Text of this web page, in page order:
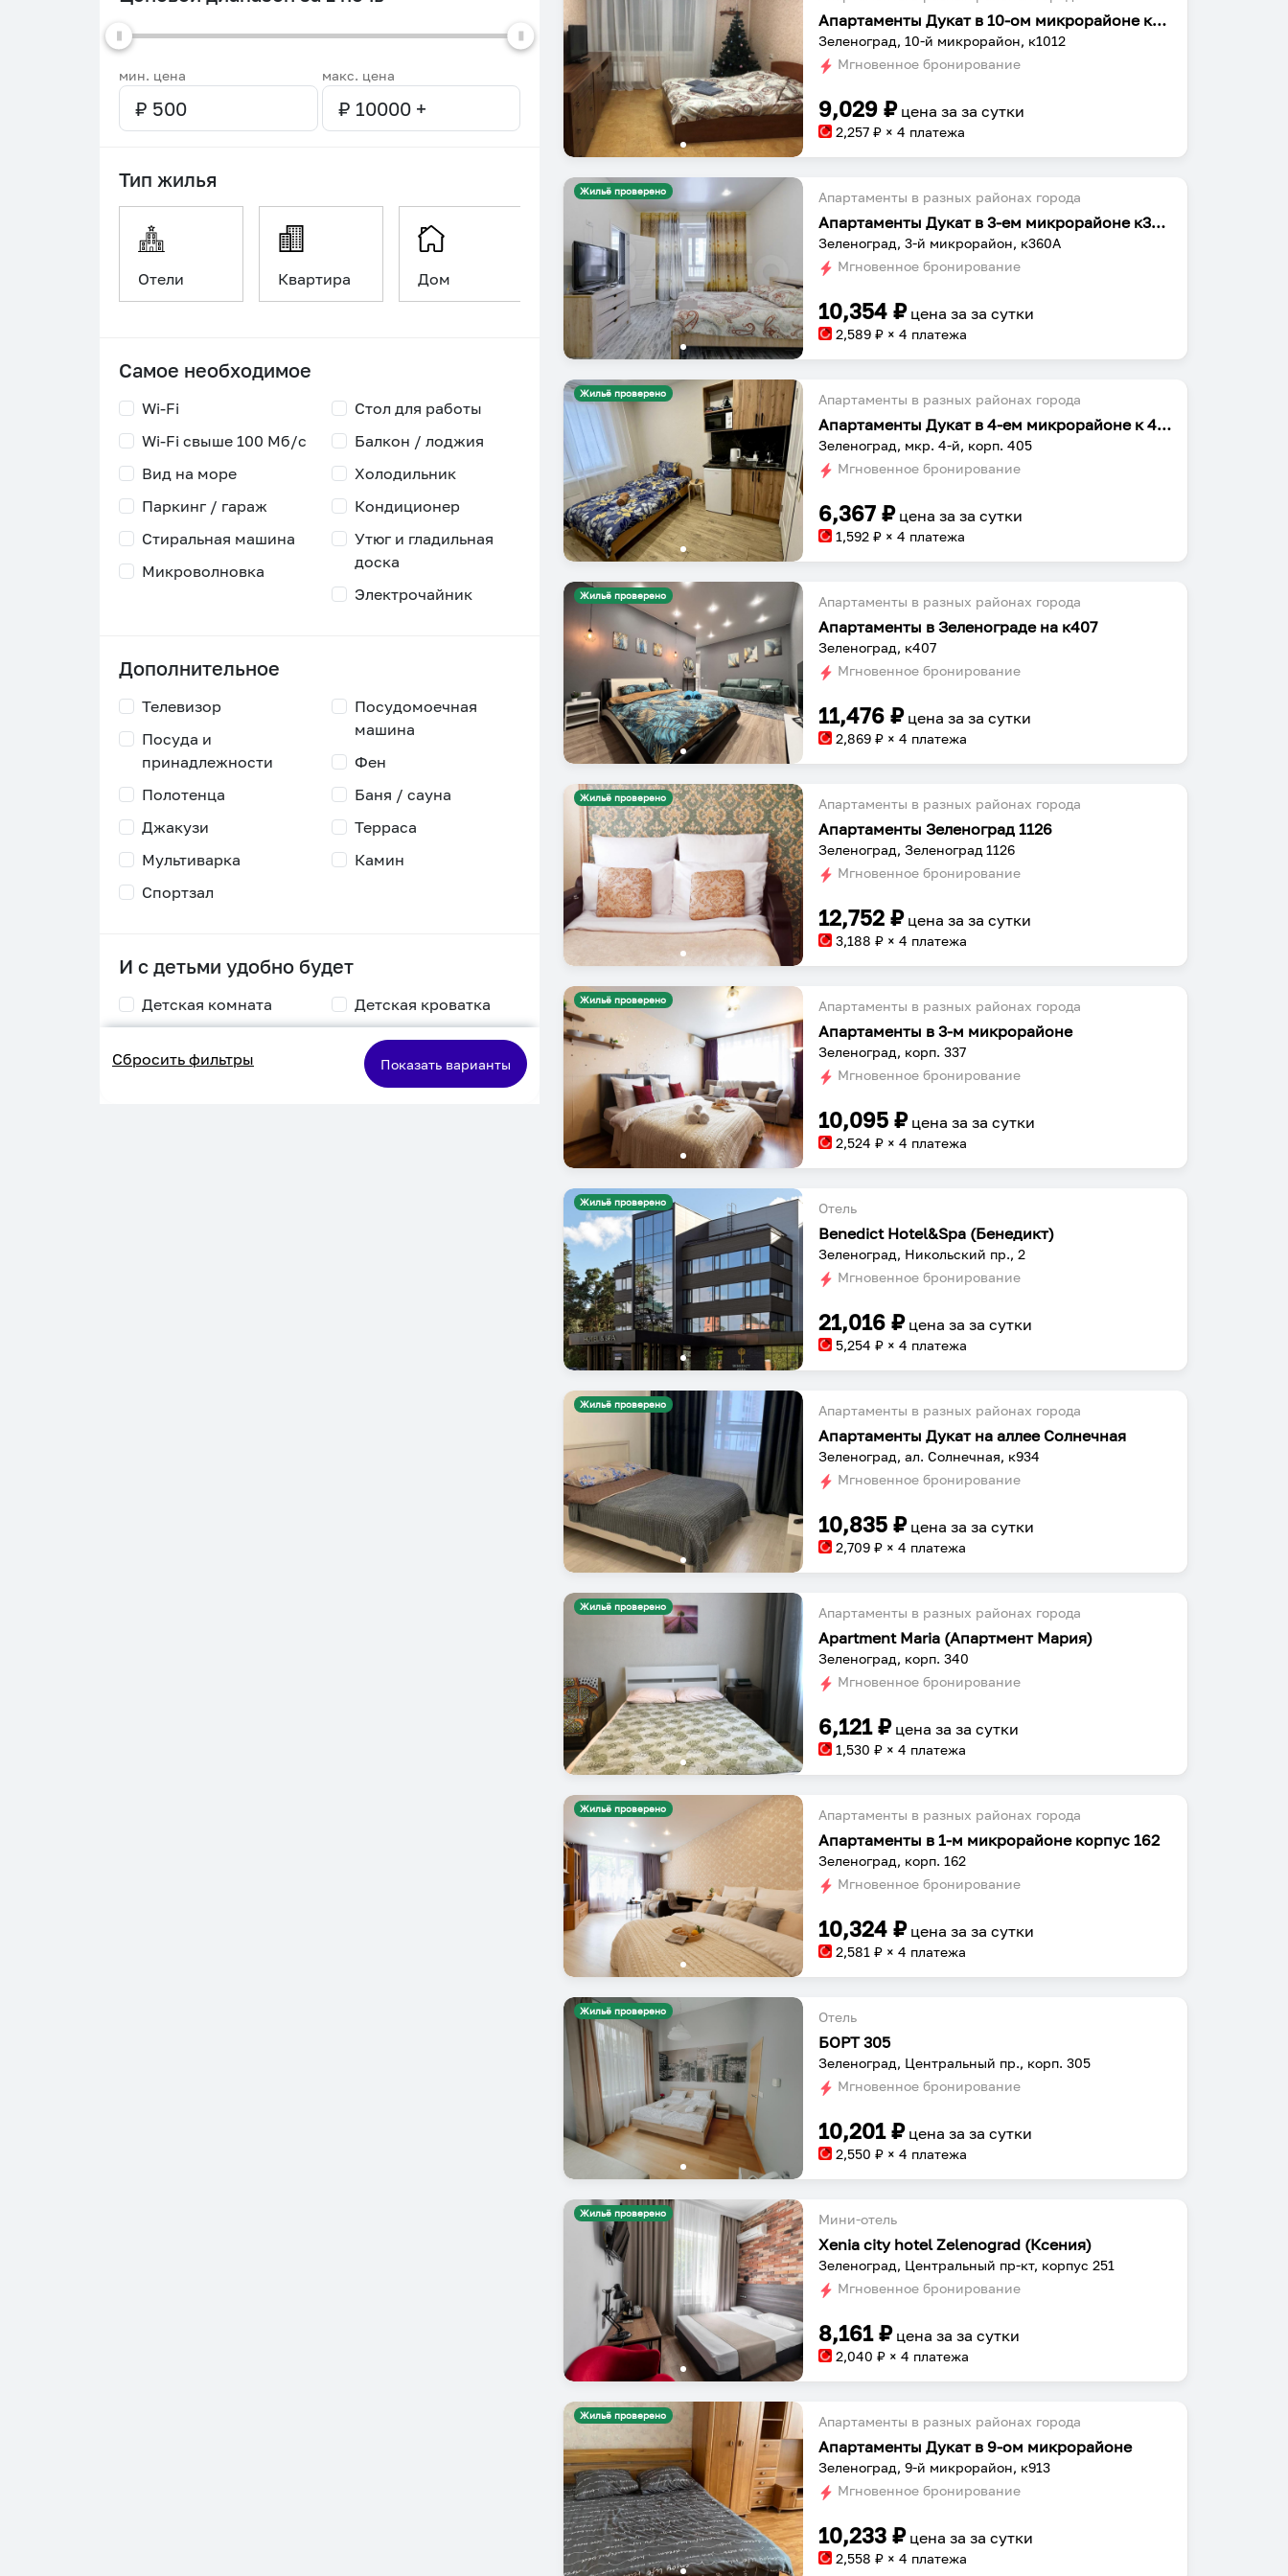
мин. цена макс. цена
Тип жилья
Отели Квартира Дом Уникальное
Самое необходимое
Wi-Fi
Wi-Fi свыше 100 Мб/с
Стол для работы
Балкон / лоджия
Вид на море
Паркинг / гараж
Холодильник
Кондиционер
Стиральная машина
Микроволновка
Утюг и гладильная
доска
Электрочайник
Дополнительное
Телевизор
Посуда и
принадлежности
Посудомоечная
машина
Фен
Полотенца
Джакузи
Баня / сауна
Терраса
Мультиварка
Спортзал
Камин
И с детьми удобно будет
Детская комната
кормления
Детская кроватка
Двухъярусная
кровать
Сбросить фильтры Показать варианты
Апартаменты Дукат в 10-ом микрорайоне к1012
Зеленоград, 10-й микрорайон, к1012
Мгновенное бронирование
9,029 ₽ цена заза сутки
2,257 ₽ × 4 платежа
Жильё проверено Апартаменты в разных районах города
Апартаменты Дукат в 3-ем микрорайоне к360А
Зеленоград, 3-й микрорайон, к360А
Мгновенное бронирование
10,354 ₽ цена заза сутки
2,589 ₽ × 4 платежа
Жильё проверено Апартаменты в разных районах города
Апартаменты Дукат в 4-ем микрорайоне к 405
Зеленоград, мкр. 4-й, корп. 405
Мгновенное бронирование
6,367 ₽ цена заза сутки
1,592 ₽ × 4 платежа
Жильё проверено Апартаменты в разных районах города
Апартаменты в Зеленограде на к407
Зеленоград, к407
Мгновенное бронирование
11,476 ₽ цена заза сутки
2,869 ₽ × 4 платежа
Жильё проверено Апартаменты в разных районах города
Апартаменты Зеленоград 1126
Зеленоград, Зеленоград 1126
Мгновенное бронирование
12,752 ₽ цена заза сутки
3,188 ₽ × 4 платежа
Жильё проверено Апартаменты в разных районах города
Апартаменты в 3-м микрорайоне
Зеленоград, корп. 337
Мгновенное бронирование
10,095 ₽ цена заза сутки
2,524 ₽ × 4 платежа
Жильё проверено Отель
Benedict Hotel&Spa (Бенедикт)
Зеленоград, Никольский пр., 2
Мгновенное бронирование
21,016 ₽ цена заза сутки
5,254 ₽ × 4 платежа
Жильё проверено Апартаменты в разных районах города
Апартаменты Дукат на аллее Солнечная
Зеленоград, ал. Солнечная, к934
Мгновенное бронирование
10,835 ₽ цена заза сутки
2,709 ₽ × 4 платежа
Жильё проверено Апартаменты в разных районах города
Apartment Maria (Апартмент Мария)
Зеленоград, корп. 340
Мгновенное бронирование
6,121₽ цена заза сутки
1,530 ₽ × 4 платежа
Жильё проверено Апартаменты в разных районах города
Апартаменты в 1-м микрорайоне корпус 162
Зеленоград, корп. 162
Мгновенное бронирование
10,324 ₽ цена заза сутки
2,581 ₽ × 4 платежа
Жильё проверено Отель
БОРТ 305
Зеленоград, Центральный пр., корп. 305
Мгновенное бронирование
10,201₽ цена заза сутки
2,550 ₽ × 4 платежа
Жильё проверено Мини-отель
Xenia city hotel Zelenograd (Ксения)
Зеленоград, Центральный пр-кт, корпус 251
Мгновенное бронирование
8,161₽ цена заза сутки
2,040 ₽ × 4 платежа
Жильё проверено Апартаменты в разных районах города
Апартаменты Дукат в 9-ом микрорайоне
Зеленоград, 9-й микрорайон, к913
Мгновенное бронирование
10,233 ₽ цена заза сутки
2,558 ₽ × 4 платежа